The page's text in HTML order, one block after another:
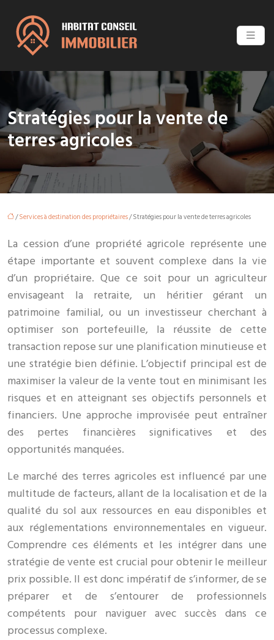
Stratégies pour la vente de
terres agricoles
/Services à destination des propriétaires/ Stratégies pour la vente de terres agricoles
La cession d’une propriété agricole représente une
étape importante et souvent complexe dans la vie
d’un propriétaire. Que ce soit pour un agriculteur
envisageant la retraite, un héritier gérant un
patrimoine familial, ou un investisseur cherchant à
optimiser son portefeuille, la réussite de cette
transaction repose sur une planification minutieuse et
une stratégie bien définie. L’objectif principal est de
maximiser la valeur de la vente tout en minimisant les
risques et en atteignant ses objectifs personnels et
financiers. Une approche improvisée peut entraîner
des pertes financières significatives et des
opportunités manquées.
Le marché des terres agricoles est influencé par une
multitude de facteurs, allant de la localisation et de la
qualité du sol aux ressources en eau disponibles et
aux réglementations environnementales en vigueur.
Comprendre ces éléments et les intégrer dans une
stratégie de vente est crucial pour obtenir le meilleur
prix possible. Il est donc impératif de s’informer, de se
préparer et de s’entourer de professionnels
compétents pour naviguer avec succès dans ce
processus complexe.